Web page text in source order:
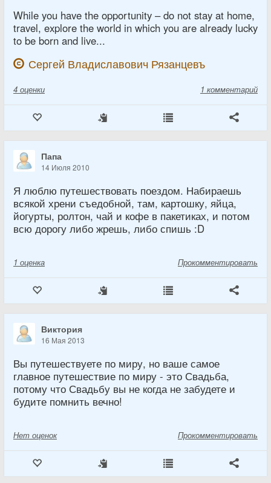
While you have the opportunity – do not stay at home,
travel, explore the world in which you are already lucky
to be born and live...
Сергей Владиславович Рязанцевъ
4 оценки 1 комментарий
Папа
14 Июля 2010
Я люблю путешествовать поездом. Набираешь
всякой хрени съедобной, там, картошку, яйца,
йогурты, ролтон, чай и кофе в пакетиках, и потом
всю дорогу либо жрешь, либо спишь :D
1 оценка Прокомментировать
Виктория
16 Мая 2013
Вы путешествуете по миру, но ваше самое
главное путешествие по миру - это Свадьба,
потому что Свадьбу вы не когда не забудете и
будите помнить вечно!
Нет оценок Прокомментировать